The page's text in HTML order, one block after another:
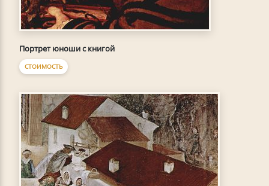
Портрет юноши с книгой
СТОИМОСТЬ